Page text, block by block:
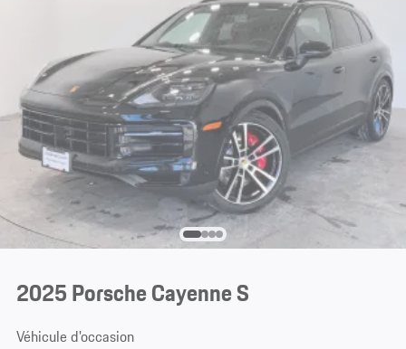
2025 Porsche Cayenne S
Véhicule d'occasion